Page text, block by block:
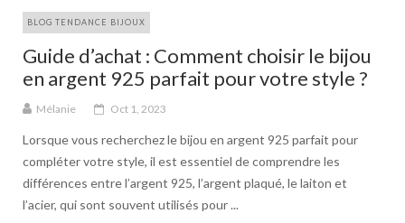
BLOG TENDANCE BIJOUX
Guide d’achat : Comment choisir le bijou
en argent 925 parfait pour votre style ?
Mélanie Oct 1, 2023
Lorsque vous recherchez le bijou en argent 925 parfait pour
compléter votre style, il est essentiel de comprendre les
différences entre l’argent 925, l’argent plaqué, le laiton et
l’acier, qui sont souvent utilisés pour ...